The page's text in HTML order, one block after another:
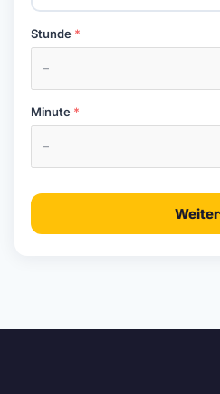
Stunde
–
Minute
–
Weiter